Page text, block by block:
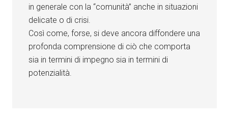
in generale con la “comunità” anche in situazioni
delicate o di crisi.
Così come, forse, si deve ancora diffondere una
profonda comprensione di ciò che comporta
sia in termini di impegno sia in termini di
potenzialità.